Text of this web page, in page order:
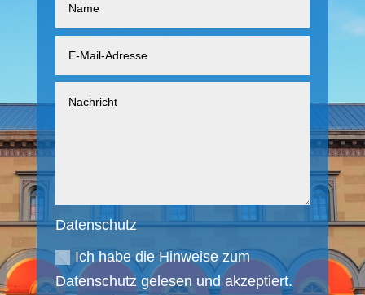
Datenschutz
Ich habe die Hinweise zum
Datenschutz gelesen und akzeptiert.